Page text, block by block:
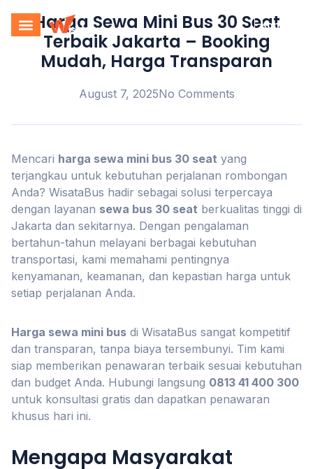
Kontak
Harga Sewa Mini Bus 30 Seat
Terbaik Jakarta – Booking
Mudah, Harga Transparan
August 7, 2025No Comments
Mencari harga sewa mini bus 30 seat yang
terjangkau untuk kebutuhan perjalanan rombongan
Anda? WisataBus hadir sebagai solusi terpercaya
dengan layanan sewa bus 30 seat berkualitas tinggi di
Jakarta dan sekitarnya. Dengan pengalaman
bertahun-tahun melayani berbagai kebutuhan
transportasi, kami memahami pentingnya
kenyamanan, keamanan, dan kepastian harga untuk
setiap perjalanan Anda.
Harga sewa mini bus di WisataBus sangat kompetitif
dan transparan, tanpa biaya tersembunyi. Tim kami
siap memberikan penawaran terbaik sesuai kebutuhan
dan budget Anda. Hubungi langsung 0813 41 400 300
untuk konsultasi gratis dan dapatkan penawaran
khusus hari ini.
Mengapa Masyarakat